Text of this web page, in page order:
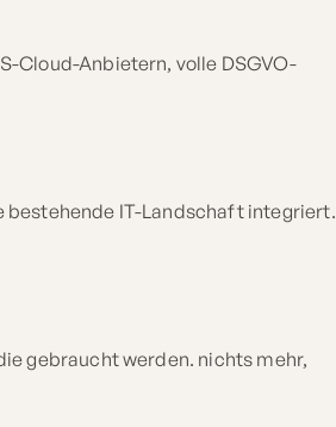
Cloud-Anbietern, volle DSGVO-
bestehende IT-Landschaft integriert.
gebraucht werden. nichts mehr,